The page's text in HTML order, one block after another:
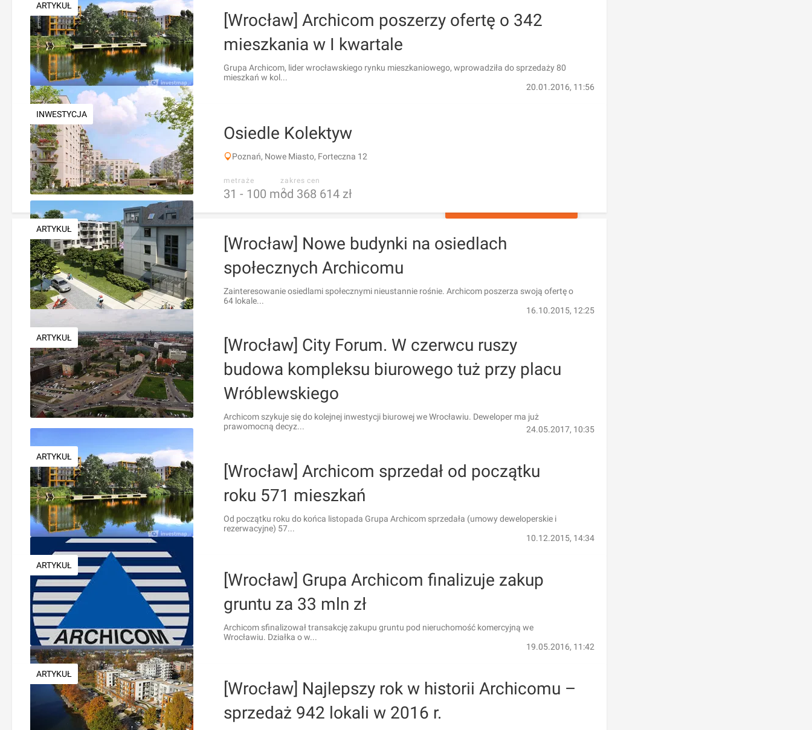
ARTYKUŁ
[Wrocław] Archicom poszerzy ofertę o 342
mieszkania w I kwartale
Grupa Archicom, lider wrocławskiego rynku mieszkaniowego, wprowadziła do sprzedaży 80
mieszkań w kol...
20.01.2016, 11:56
INWESTYCJA
Osiedle Kolektyw
Poznań, Nowe Miasto, Forteczna 12
metraże
31 - 100 m 2
zakres cen
od 368 614 zł
ARTYKUŁ
[Wrocław] Nowe budynki na osiedlach
społecznych Archicomu
Zainteresowanie osiedlami społecznymi nieustannie rośnie. Archicom poszerza swoją ofertę o
64 lokale...
16.10.2015, 12:25
ARTYKUŁ
[Wrocław] City Forum. W czerwcu ruszy
budowa kompleksu biurowego tuż przy placu
Wróblewskiego
Archicom szykuje się do kolejnej inwestycji biurowej we Wrocławiu. Deweloper ma już
prawomocną decyz...
24.05.2017, 10:35
ARTYKUŁ
[Wrocław] Archicom sprzedał od początku
roku 571 mieszkań
Od początku roku do końca listopada Grupa Archicom sprzedała (umowy deweloperskie i
rezerwacyjne) 57...
10.12.2015, 14:34
ARTYKUŁ
[Wrocław] Grupa Archicom finalizuje zakup
gruntu za 33 mln zł
Archicom sfinalizował transakcję zakupu gruntu pod nieruchomość komercyjną we
Wrocławiu. Działka o w...
19.05.2016, 11:42
ARTYKUŁ
[Wrocław] Najlepszy rok w historii Archicomu –
sprzedaż 942 lokali w 2016 r.